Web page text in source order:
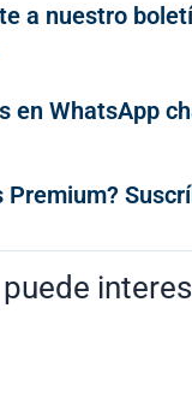
a nuestro
en WhatsApp
Premium?